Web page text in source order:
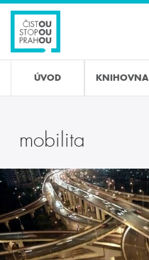
Přejít
hlavnímu
obsahu
ÚVOD KNIHOVNA
mobilita